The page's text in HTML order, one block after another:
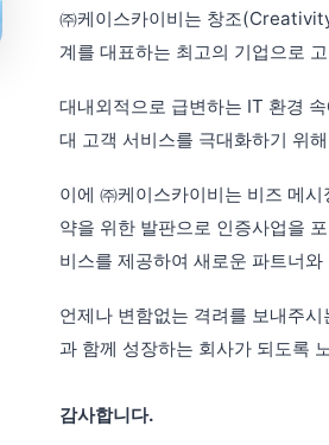
㈜케이스카이비는 창조
계를 대표하는 최고의 기업으로
대내외적으로 급변하는 IT 환경
대 고객 서비스를 극대화하기 위
이에 ㈜케이스카이비는 비즈 메
약을 위한 발판으로 인증사업을
비스를 제공하여 새로운 파트너
언제나 변함없는 격려를 보내주
과 함께 성장하는 회사가 되도록
감사합니다.